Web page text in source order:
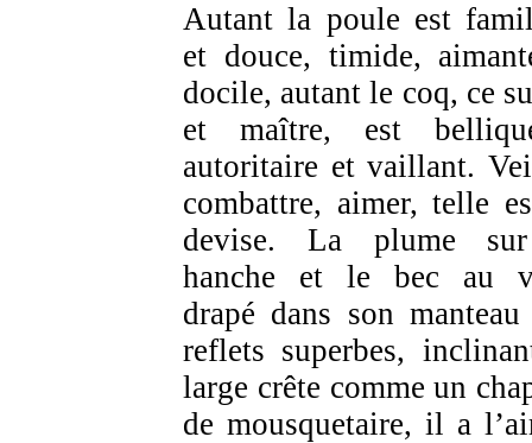
Autant la poule est
et douce, timide,
docile, autant le coq, ce
et maître, est
autoritaire et vaillant.
combattre, aimer, telle
devise. La plume
hanche et le bec au
drapé dans son
reflets superbes,
large crête comme un
de mousquetaire, il a